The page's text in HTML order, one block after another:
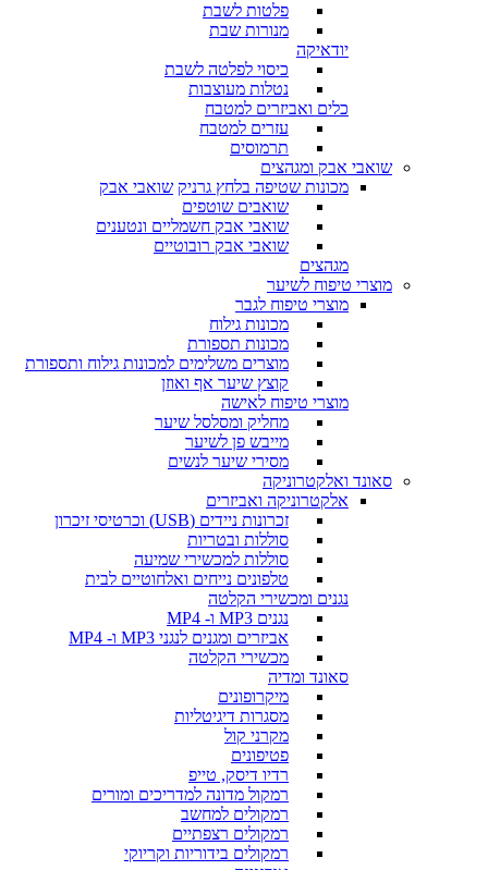
פלטות לשבת
מנורות שבת
יודאיקה
כיסוי לפלטה לשבת
נטלות מעוצבות
כלים ואביזרים למטבח
עזרים למטבח
תרמוסים
שואבי אבק ומגהצים
מכונות שטיפה בלחץ גרניק שואבי אבק
שואבים שוטפים
שואבי אבק חשמליים ונטענים
שואבי אבק רובוטיים
מגהצים
מוצרי טיפוח לשיער
מוצרי טיפוח לגבר
מכונות גילוח
מכונות תספורת
מוצרים משלימים למכונות גילוח ותספורת
קוצץ שיער אף ואוזן
מוצרי טיפוח לאישה
מחליק ומסלסל שיער
מייבש פן לשיער
מסירי שיער לנשים
סאונד ואלקטרוניקה
אלקטרוניקה ואביזרים
זכרונות ניידים (USB) וכרטיסי זיכרון
סוללות ובטריות
סוללות למכשירי שמיעה
טלפונים נייחים ואלחוטיים לבית
נגנים ומכשירי הקלטה
נגנים MP3 ו- MP4
אביזרים ומגנים לנגני MP3 ו- MP4
מכשירי הקלטה
סאונד ומדיה
מיקרופונים
מסגרות דיגיטליות
מקרני קול
פטיפונים
רדיו דיסק, טייפ
רמקול מדונה למדריכים ומורים
רמקולים למחשב
רמקולים רצפתיים
רמקולים בידוריות וקריוקי